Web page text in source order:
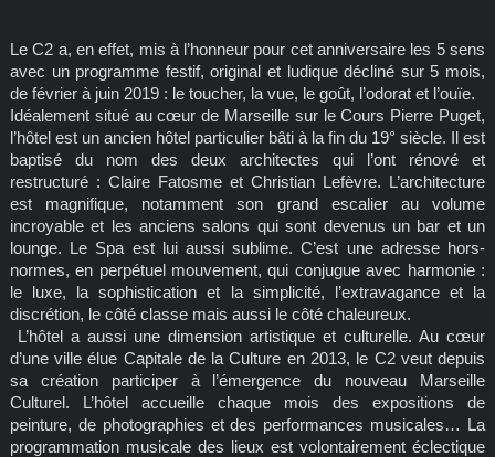
Le C2 a, en effet, mis à l’honneur pour cet anniversaire les 5 sens
avec un programme festif, original et ludique décliné sur 5 mois,
de février à juin 2019 : le toucher, la vue, le goût, l’odorat et l’ouïe.
Idéalement situé au cœur de Marseille sur le Cours Pierre Puget,
l’hôtel est un ancien hôtel particulier bâti à la fin du 19° siècle. Il est
baptisé du nom des deux architectes qui l’ont rénové et
restructuré : Claire Fatosme et Christian Lefèvre. L’architecture
est magnifique, notamment son grand escalier au volume
incroyable et les anciens salons qui sont devenus un bar et un
lounge. Le Spa est lui aussi sublime. C’est une adresse hors-
normes, en perpétuel mouvement, qui conjugue avec harmonie :
le luxe, la sophistication et la simplicité, l’extravagance et la
discrétion, le côté classe mais aussi le côté chaleureux.
L’hôtel a aussi une dimension artistique et culturelle. Au cœur
d’une ville élue Capitale de la Culture en 2013, le C2 veut depuis
sa création participer à l’émergence du nouveau Marseille
Culturel. L’hôtel accueille chaque mois des expositions de
peinture, de photographies et des performances musicales… La
programmation musicale des lieux est volontairement éclectique